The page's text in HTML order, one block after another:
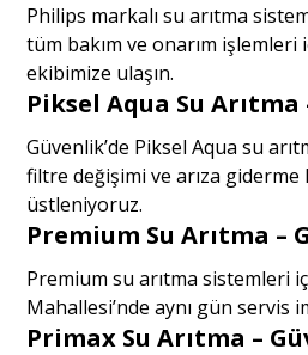
Philips markalı su arıtma
tüm bakım ve onarım
ekibimize ulaşın.
Piksel Aqua Su
Güvenlik’de Piksel Aqua su
filtre değişimi ve arıza
üstleniyoruz.
Premium Su Arıtma –
Premium su arıtma sistemleri
Mahallesi’nde aynı gün servis
Primax Su Arıtma –